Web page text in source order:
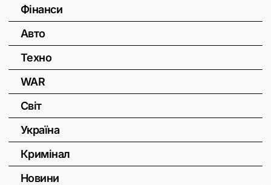
Фінанси
Авто
Техно
WAR
Світ
Україна
Кримінал
Новини